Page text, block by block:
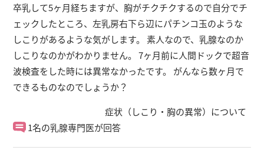
卒乳して5ヶ月経ちますが、胸がチクチクするので自分でチ
ェックしたところ、左乳房右下ら辺にパチンコ玉のような
しこりがあるような気がします。 素人なので、乳腺なのか
しこりなのかがわかりません。 7ヶ月前に人間ドックで超音
波検査をした時には異常なかったです。 がんなら数ヶ月で
できるものなのでしょうか？
症状（しこり・胸の異常）について
1名の乳腺専門医が回答